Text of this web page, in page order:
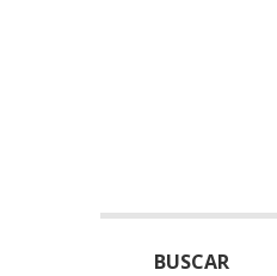
BUSCAR